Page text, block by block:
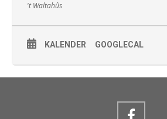
't Waltahûs
KALENDER GOOGLECAL